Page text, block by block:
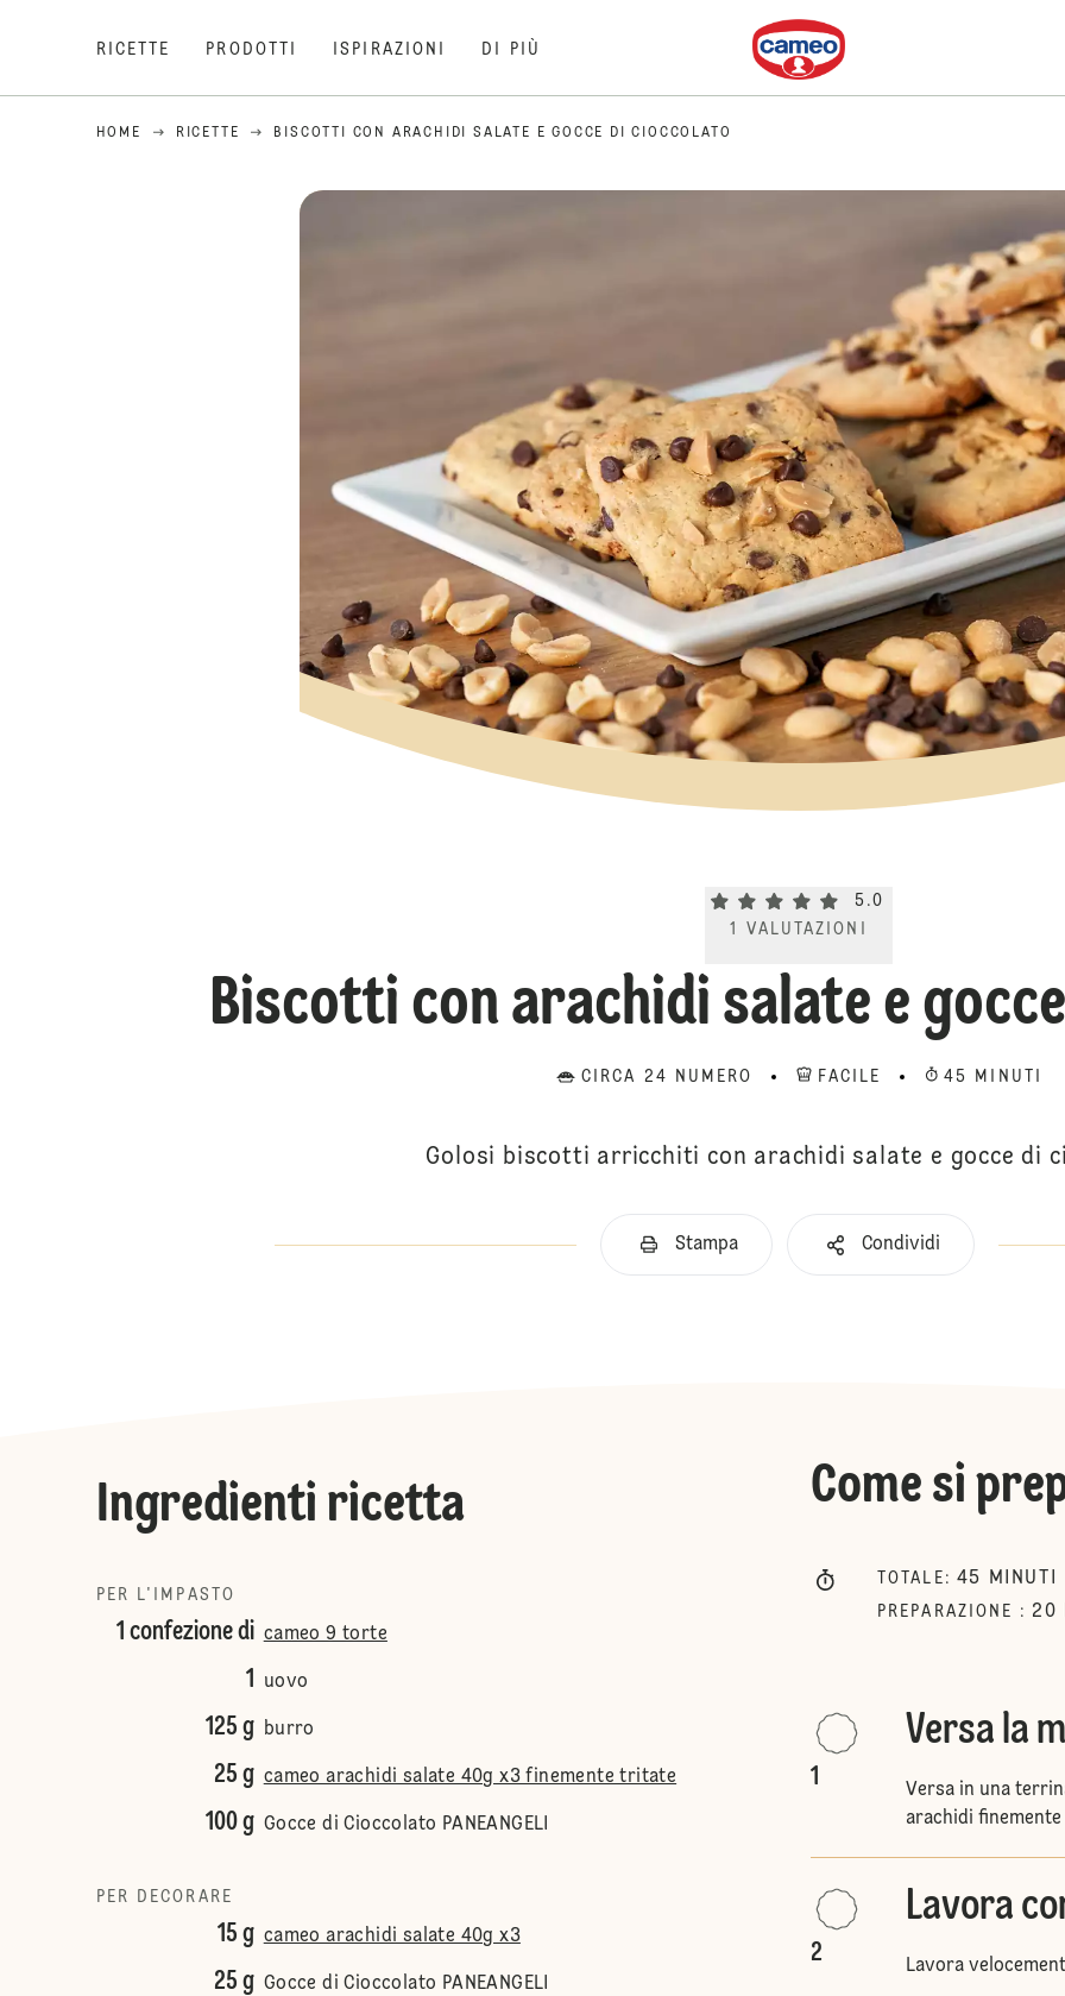
RICETTE PRODOTTI ISPIRAZIONI DI PIÙ
Dr. Oetker
HOME RICETTE BISCOTTI CON ARACHIDI SALATE E GOCCE DI CIOCCOLATO
Current rating 5.0. Click to rate.
5.0
1
VALUTAZIONI
Biscotti con arachidi salate e
CIRCA 24 NUMERO FACILE 45 MINUTI
Golosi biscotti arricchiti con arachidi salate e gocce di
Stampa Condividi
Ingredienti ricetta
PER L'IMPASTO
1 confezione di cameo 9 torte
1 uovo
125 g burro
25 g cameo arachidi salate 40g x3 finemente tritate
100 g Gocce di Cioccolato PANEANGELI
PER DECORARE
15 g cameo arachidi salate 40g x3
25 g Gocce di Cioccolato PANEANGELI
Come si
TOTALE : 45 MINUTI
PREPARAZIONE : 20
1
Versa la
Versa in una
arachidi
2
Lavora
Lavora